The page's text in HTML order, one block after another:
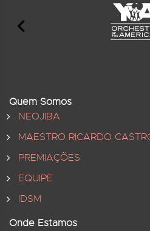
Quem Somos
NEOJIBA
MAESTRO RICARDO
PREMIAÇÕES
EQUIPE
IDSM
Onde Estamos